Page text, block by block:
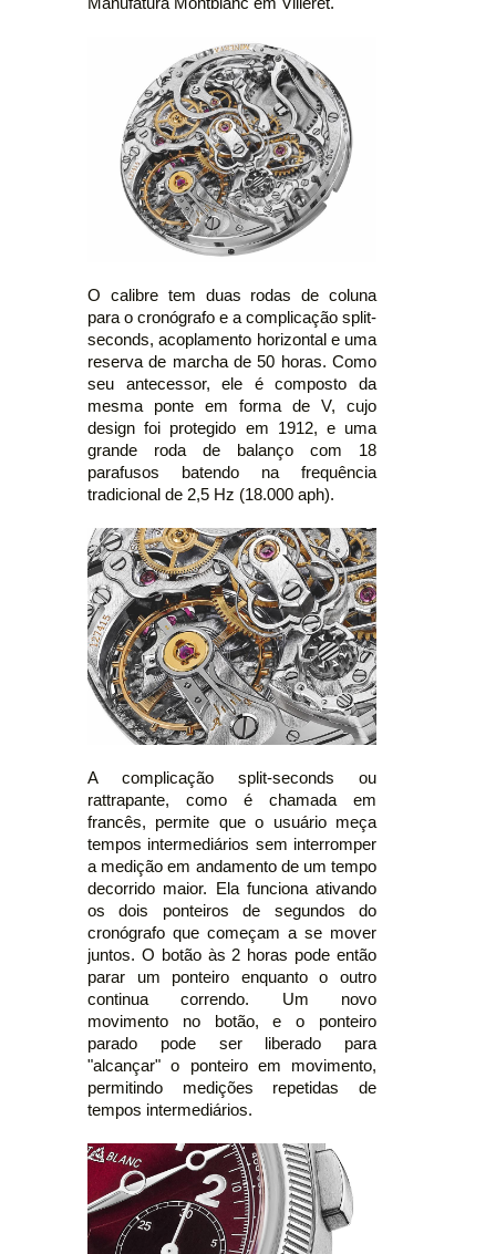
O calibre tem duas rodas de coluna
para o cronógrafo e a complicação split-
seconds, acoplamento horizontal e uma
reserva de marcha de 50 horas. Como
seu antecessor, ele é composto da
mesma ponte em forma de V, cujo
design foi protegido em 1912, e uma
grande roda de balanço com 18
parafusos batendo na frequência
tradicional de 2,5 Hz (18.000 aph).
A complicação split-seconds ou
rattrapante, como é chamada em
francês, permite que o usuário meça
tempos intermediários sem interromper
a medição em andamento de um tempo
decorrido maior. Ela funciona ativando
os dois ponteiros de segundos do
cronógrafo que começam a se mover
juntos. O botão às 2 horas pode então
parar um ponteiro enquanto o outro
continua correndo. Um novo
movimento no botão, e o ponteiro
parado pode ser liberado para
"alcançar" o ponteiro em movimento,
permitindo medições repetidas de
tempos intermediários.